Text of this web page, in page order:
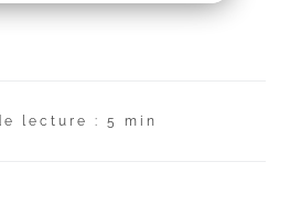
lecture : 5 min